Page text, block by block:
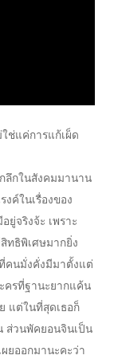
ช่แค่การแก้เผ็ด
ลึกในสังคมมานาน
ค์ในเรื่องของ
ยู่จริงจ้ะ เพราะ
ทธิพิเศษมากยิ่ง
คนมั่งคั่งมีมาตั้งแต่
ครที่ฐานะยากแค้น
แต่ในที่สุดเธอก็
ส่วนพัคยอนจินเป็น
ยออกมานะคะว่า